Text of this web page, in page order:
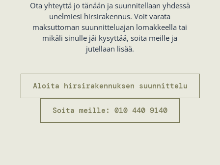
Ota yhteyttä jo tänään ja suunnitellaan yhdessä
unelmiesi hirsirakennus. Voit varata
maksuttoman suunnitteluajan lomakkeella tai
mikäli sinulle jäi kysyttää, soita meille ja
jutellaan lisää.
Aloita hirsirakennuksen suunnittelu
Soita meille: 010 440 9140